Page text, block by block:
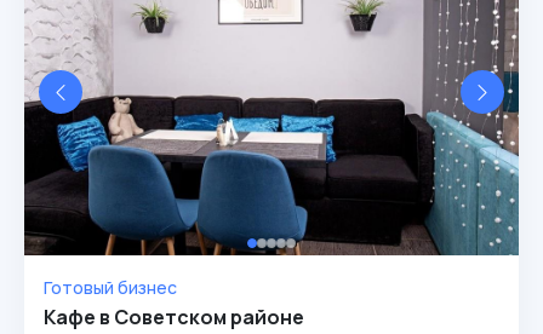
Готовый бизнес
Кафе в Советском районе